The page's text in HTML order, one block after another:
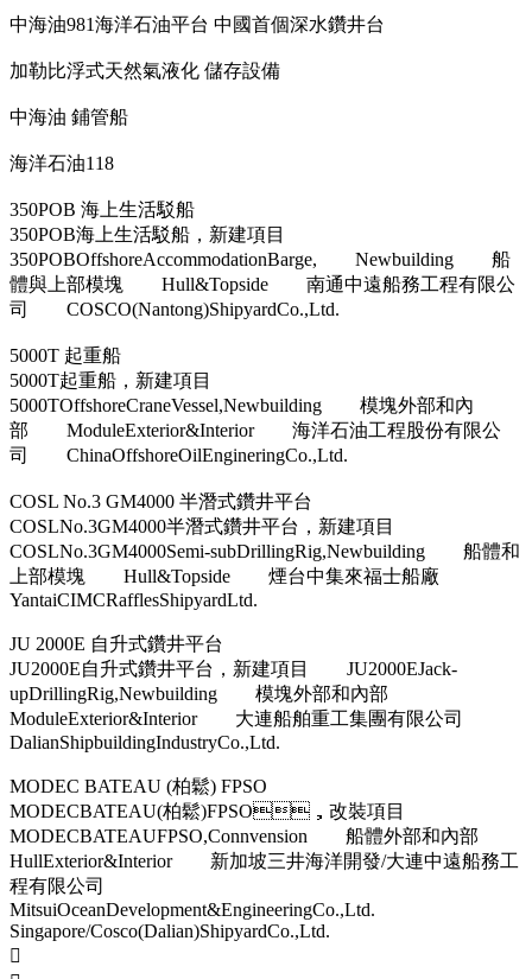
中海油981海洋石油平台 中國首個深水鑽井台
加勒比浮式天然氣液化 儲存設備
中海油 鋪管船
海洋石油118
350POB 海上生活駁船
350POB海上生活駁船，新建項目
350POBOffshoreAccommodationBarge, Newbuilding 船
體與上部模塊 Hull&Topside 南通中遠船務工程有限公
司 COSCO(Nantong)ShipyardCo.,Ltd.
5000T 起重船
5000T起重船，新建項目
5000TOffshoreCraneVessel,Newbuilding 模塊外部和內
部 ModuleExterior&Interior 海洋石油工程股份有限公
司 ChinaOffshoreOilEngineringCo.,Ltd.
COSL No.3 GM4000 半潛式鑽井平台
COSLNo.3GM4000半潛式鑽井平台，新建項目
COSLNo.3GM4000Semi-subDrillingRig,Newbuilding 船體和
上部模塊 Hull&Topside 煙台中集來福士船廠
YantaiCIMCRafflesShipyardLtd.
JU 2000E 自升式鑽井平台
JU2000E自升式鑽井平台，新建項目 JU2000EJack-
upDrillingRig,Newbuilding 模塊外部和內部
ModuleExterior&Interior 大連船舶重工集團有限公司
DalianShipbuildingIndustryCo.,Ltd.
MODEC BATEAU (柏鬆) FPSO
MODECBATEAU(柏鬆)FPSO，改裝項目
MODECBATEAUFPSO,Connvension 船體外部和內部
HullExterior&Interior 新加坡三井海洋開發/大連中遠船務工
程有限公司
MitsuiOceanDevelopment&EngineeringCo.,Ltd.
Singapore/Cosco(Dalian)ShipyardCo.,Ltd.
